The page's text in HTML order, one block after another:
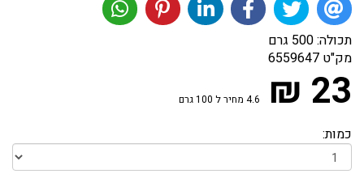
תכולה: 500 גרם
מק"ט 6559647
23 ₪ 4.6 מחיר ל 100 גרם
כמות: